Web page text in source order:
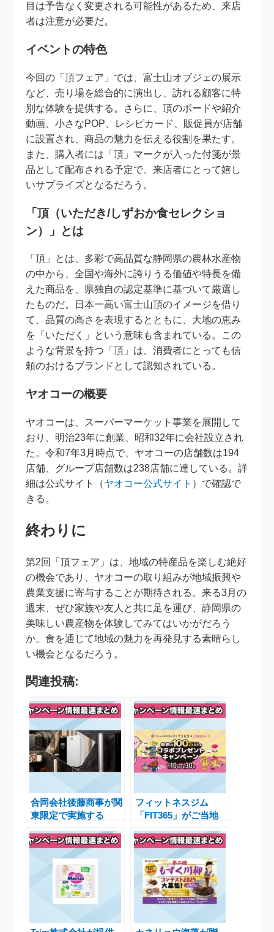
目は予告なく変更される可能性があるため、来店
者は注意が必要だ。
イベントの特色
今回の「頂フェア」では、富士山オブジェの展示
など、売り場を総合的に演出し、訪れる顧客に特
別な体験を提供する。さらに、頂のボードや紹介
動画、小さなPOP、レシピカード、販促員が店舗
に設置され、商品の魅力を伝える役割を果たす。
また、購入者には「頂」マークが入った付箋が景
品として配布される予定で、来店者にとって嬉し
いサプライズとなるだろう。
「頂（いただき/しずおか食セレクショ
ン）」とは
「頂」とは、多彩で高品質な静岡県の農林水産物
の中から、全国や海外に誇りうる価値や特長を備
えた商品を、県独自の認定基準に基づいて厳選し
たものだ。日本一高い富士山頂のイメージを借り
て、品質の高さを表現するとともに、大地の恵み
を「いただく」という意味も含まれている。この
ような背景を持つ「頂」は、消費者にとっても信
頼のおけるブランドとして認知されている。
ヤオコーの概要
ヤオコーは、スーパーマーケット事業を展開して
おり、明治23年に創業、昭和32年に会社設立され
た。令和7年3月時点で、ヤオコーの店舗数は194
店舗、グループ店舗数は238店舗に達している。詳
細は公式サイト（ヤオコー公式サイト ）で確認で
きる。
終わりに
第2回「頂フェア」は、地域の特産品を楽しむ絶好
の機会であり、ヤオコーの取り組みが地域振興や
農業支援に寄与することが期待される。来る3月の
週末、ぜひ家族や友人と共に足を運び、静岡県の
美味しい農産物を体験してみてはいかがだろう
か。食を通じて地域の魅力を再発見する素晴らし
い機会となるだろう。
関連投稿:
合同会社後藤商事が関
東限定で実施する
入応援キャンペーン
フィットネスジム
「FIT365」がご当地
力満載のコラボキャン
ペーン実施中